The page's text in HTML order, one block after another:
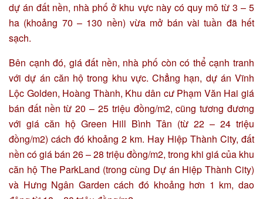
dự án đất nền, nhà phố ở khu vực này có quy mô từ 3 – 5
ha (khoảng 70 – 130 nền) vừa mở bán vài tuần đã hết
sạch.
Bên cạnh đó, giá đất nền, nhà phố còn có thể cạnh tranh
với dự án căn hộ trong khu vực. Chẳng hạn, dự án Vĩnh
Lộc Golden, Hoàng Thành, Khu dân cư Phạm Văn Hai giá
bán đất nền từ 20 – 25 triệu đồng/m2, cũng tương đương
với giá căn hộ Green Hill Bình Tân (từ 22 – 24 triệu
đồng/m2) cách đó khoảng 2 km. Hay Hiệp Thành City, đất
nền có giá bán 26 – 28 triệu đồng/m2, trong khi giá của khu
căn hộ The ParkLand (trong cùng Dự án Hiệp Thành City)
và Hưng Ngân Garden cách đó khoảng hơn 1 km, dao